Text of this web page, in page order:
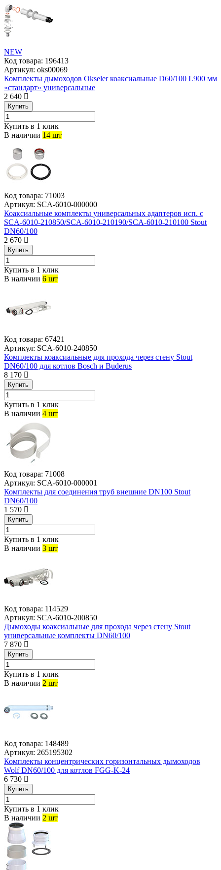
NEW
Код товара: 196413
Артикул: oks00069
Комплекты дымоходов Okseler коаксиальные D60/100 L900 мм
«стандарт» универсальные
2 640
Купить
Купить в 1 клик
В наличии 14 шт
Код товара: 71003
Артикул: SCA-6010-000000
Коаксиальные комплекты универсальных адаптеров исп. с
SCA-6010-210850/SCA-6010-210190/SCA-6010-210100 Stout
DN60/100
2 670
Купить
Купить в 1 клик
В наличии 6 шт
Код товара: 67421
Артикул: SCA-6010-240850
Комплекты коаксиальные для прохода через стену Stout
DN60/100 для котлов Bosch и Buderus
8 170
Купить
Купить в 1 клик
В наличии 4 шт
Код товара: 71008
Артикул: SCA-6010-000001
Комплекты для соединения труб внешние DN100 Stout
DN60/100
1 570
Купить
Купить в 1 клик
В наличии 3 шт
Код товара: 114529
Артикул: SCA-6010-200850
Дымоходы коаксиальные для прохода через стену Stout
универсальные комплекты DN60/100
7 870
Купить
Купить в 1 клик
В наличии 2 шт
Код товара: 148489
Артикул: 265195302
Комплекты концентрических горизонтальных дымоходов
Wolf DN60/100 для котлов FGG-K-24
6 730
Купить
Купить в 1 клик
В наличии 2 шт